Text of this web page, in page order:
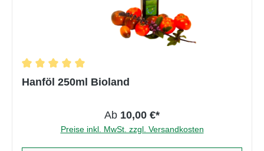
Durchschnittliche Bewertung von 5 von 5
Hanföl 250ml Bioland
Ab 10,00 €*
Preise inkl. MwSt. zzgl. Versandkosten